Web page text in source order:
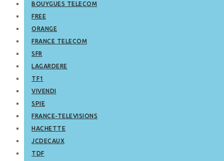
BOUYGUES TELECOM
FREE
ORANGE
FRANCE TELECOM
SFR
LAGARDERE
TF1
VIVENDI
SPIE
FRANCE-TELEVISIONS
HACHETTE
JCDECAUX
TDF